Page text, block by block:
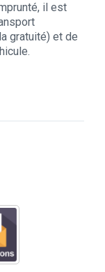
il est
gratuité) et de